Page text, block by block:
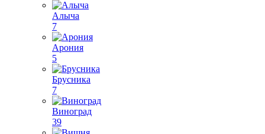
Алыча
7
Арония
5
Брусника
7
Виноград
39